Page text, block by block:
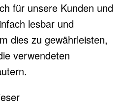
für unsere Kunden und
lesbar und
dies zu gewährleisten,
verwendeten